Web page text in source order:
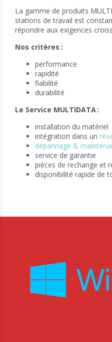
La gamme de produits
stations de travail est
répondre aux exigences
Nos critères :
performance
rapidité
fiabilité
durabilité
Le Service MULTIDATA :
installation du matériel
intégration dans un
dépannage &
service de garantie
pièces de rechange et
disponibilité rapide de